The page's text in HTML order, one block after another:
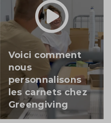
Voici comment
nous
personnalisons
les carnets chez
Greengiving